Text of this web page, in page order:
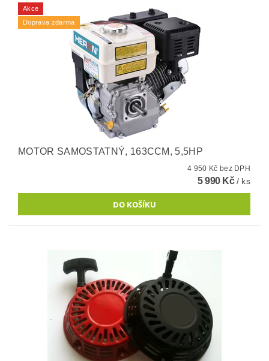
Akce
Doprava zdarma
MOTOR SAMOSTATNÝ, 163CCM, 5,5HP
4 950 Kč bez DPH
5 990 Kč/ ks